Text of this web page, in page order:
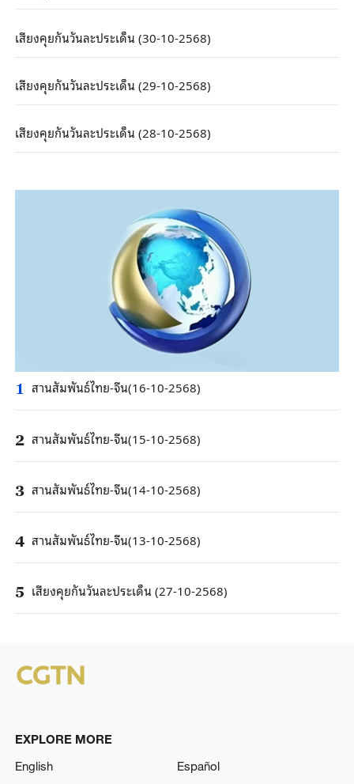
เสียงคุยกันวันละประเด็น (30-10-2568)
เสียงคุยกันวันละประเด็น (29-10-2568)
เสียงคุยกันวันละประเด็น (28-10-2568)
1 สานสัมพันธ์ไทย-จีน(16-10-2568)
2 สานสัมพันธ์ไทย-จีน(15-10-2568)
3 สานสัมพันธ์ไทย-จีน(14-10-2568)
4 สานสัมพันธ์ไทย-จีน(13-10-2568)
5 เสียงคุยกันวันละประเด็น (27-10-2568)
EXPLORE MORE
English
Español